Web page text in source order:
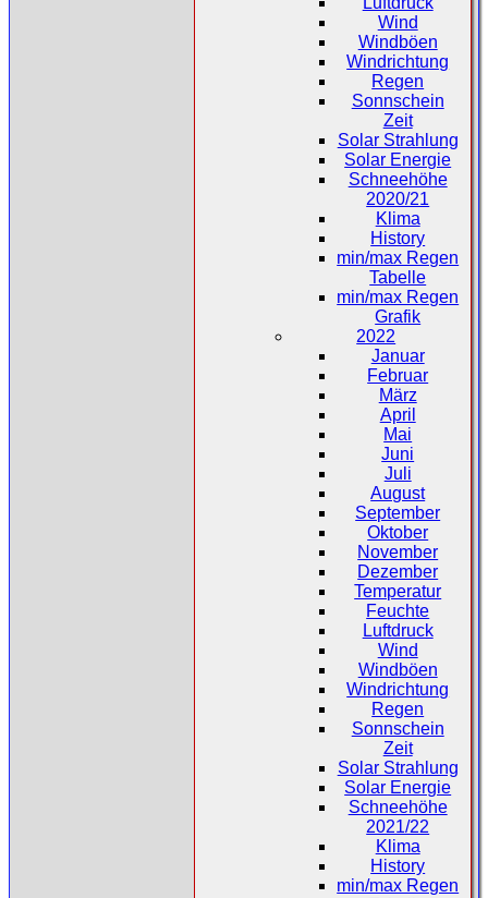
Wind
Windböen
Windrichtung
Regen
Sonnschein
Zeit
Solar Strahlung
Solar Energie
Schneehöhe
2020/21
Klima
History
min/max Regen
Tabelle
min/max Regen
Grafik
2022
Januar
Februar
März
April
Mai
Juni
Juli
August
September
Oktober
November
Dezember
Temperatur
Feuchte
Luftdruck
Wind
Windböen
Windrichtung
Regen
Sonnschein
Zeit
Solar Strahlung
Solar Energie
Schneehöhe
2021/22
Klima
History
min/max Regen